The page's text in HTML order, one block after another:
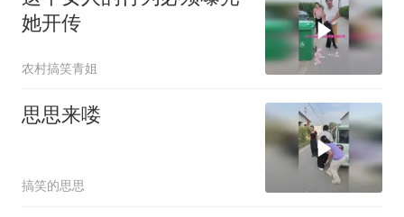
她开传
农村搞笑青姐
思思来喽
搞笑的思思